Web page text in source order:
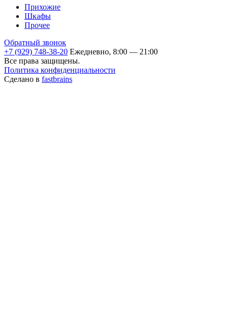
Прихожие
Шкафы
Прочее
Обратный звонок
+7 (929) 748-38-20 Ежедневно, 8:00 — 21:00
Все права защищены.
Политика конфиденциальности
Сделано в fastbrains